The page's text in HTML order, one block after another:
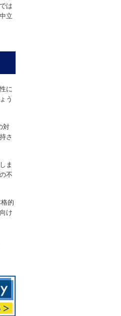
は
立
に
う
対
さ
ま
不
的
け